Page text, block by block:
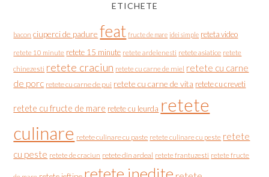
ETICHETE
bacon ciuperci de padure feat fructe de mare idei simple reteta video
retete 10 minute retete 15 minute retete ardelenesti retete asiatice retete
chinezesti retete craciun retete cu carne de miel retete cu carne
de porc retete cu carne de pui retete cu carne de vita retete cu creveti
retete cu fructe de mare retete cu leurda retete
culinare retete culinare cu paste retete culinare cu peste retete
cu peste retete de craciun retete din ardeal retete frantuzesti retete fructe